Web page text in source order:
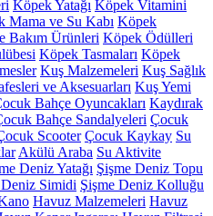
Köpek Yatağı Köpek Vitamini
Mama ve Su Kabı Köpek
Bakım Ürünleri Köpek Ödülleri
Köpek Tasmaları Köpek
Kuş Malzemeleri Kuş Sağlık
ve Aksesuarları Kuş Yemi
Bahçe Oyuncakları Kaydırak
Bahçe Sandalyeleri Çocuk
Scooter Çocuk Kaykay Su
Akülü Araba Su Aktivite
Deniz Yatağı Şişme Deniz Topu
Simidi Şişme Deniz Kolluğu
Havuz Malzemeleri Havuz